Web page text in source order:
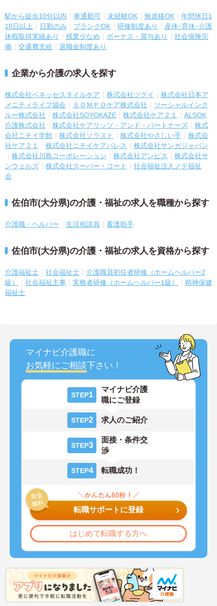
駅から徒歩10分以内 車通勤可 未経験OK 無資格OK
年間休日1
10日以上
日勤のみ ブランクOK 研修制度あり
産休･育休･介護
休暇取得実績あり
残業少なめ ボーナス・賞与あり
社会保険完
備
交通費支給 退職金制度あり
企業から介護の求人を探す
株式会社ベネッセスタイルケア 株式会社ツクイ
株式会社日本ア
メニティライフ協会
ＳＯＭＰＯケア株式会社
ソーシャルインク
ルー株式会社
株式会社SOYOKAZE 株式会社ケア２１
ALSOK
介護株式会社
株式会社ケアリッツ・アンド・パートナーズ
株式
会社ニチイ学館
株式会社ソラスト 株式会社やさしい手
株式会
社ケア２１
株式会社ニチイケアパレス
株式会社サンガジャパン
株式会社川島コーポレーション
株式会社アンビス
株式会社サ
ンウェルズ
株式会社スーパー・コート
社会福祉法人ノテ福祉
会
佐伯市(大分県)の介護・福祉の求人を職種から探す
介護職・ヘルパー 生活相談員 看護助手
佐伯市(大分県)の介護・福祉の求人を資格から探す
介護福祉士 社会福祉士
介護職員初任者研修（ホームヘルパー2
級）
社会福祉主事 実務者研修（ホームヘルパー1級）
精神保健
福祉士
マイナビ介護職に
お気軽にご相談下さい！
STEP1
マイナビ介護
職にご登録
STEP2 求人のご紹介
STEP3
面接・条件交
渉
STEP4 転職成功！
転職サポートに登録
はじめて転職する方へ